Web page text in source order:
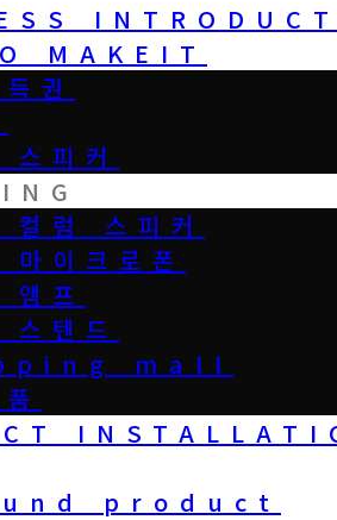
MAKEIT
권
피커
럼 스피커
이크로폰
프
텐드
mall
product